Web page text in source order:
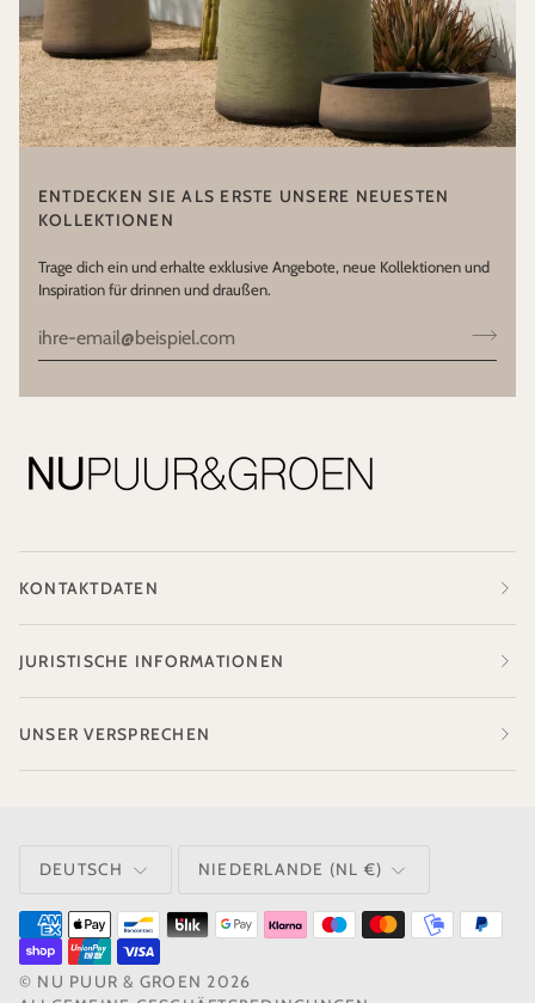
ENTDECKEN SIE ALS ERSTE UNSERE NEUESTEN
KOLLEKTIONEN
Trage dich ein und erhalte exklusive Angebote, neue Kollektionen und
Inspiration für drinnen und draußen.
KONTAKTDATEN
JURISTISCHE INFORMATIONEN
UNSER VERSPRECHEN
DEUTSCH WÄHRUNG
NIEDERLANDE (NL €)
© NU PUUR & GROEN 2026